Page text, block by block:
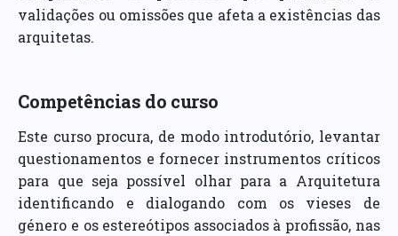
validações ou omissões que afeta a existências das
arquitetas.
Competências do curso
Este curso procura, de modo introdutório, levantar
questionamentos e fornecer instrumentos críticos
para que seja possível olhar para a Arquitetura
identificando e dialogando com os vieses de
género e os estereótipos associados à profissão, nas